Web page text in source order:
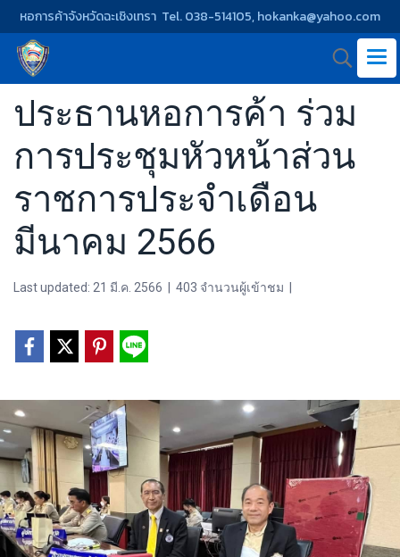
หอการค้าจังหวัดฉะเชิงเทรา Tel. 038-514105, hokanka@yahoo.com
ประธานหอการค้า ร่วม
การประชุมหัวหน้าส่วน
ราชการประจำเดือน
มีนาคม 2566
Last updated: 21 มี.ค. 2566 403 จำนวนผู้เข้าชม